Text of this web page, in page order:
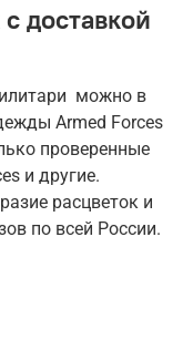
доставкой
можно в
Armed Forces
проверенные
и другие.
расцветок и
по всей России.